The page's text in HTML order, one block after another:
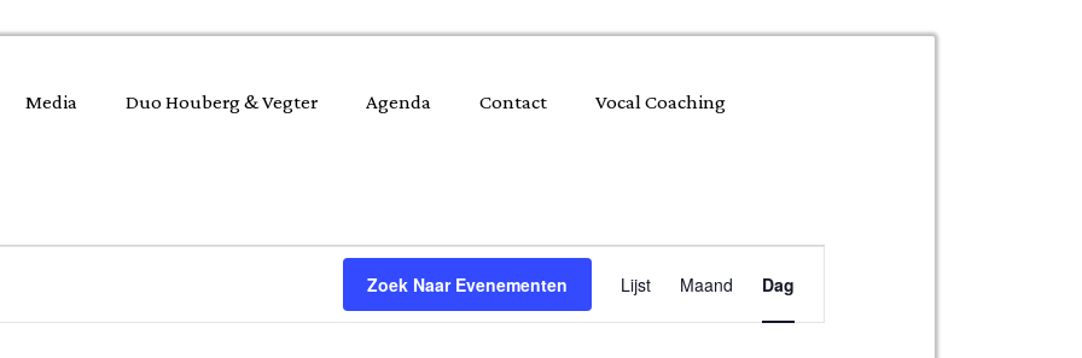
Media Duo Houberg & Vegter Agenda Contact Vocal Coaching
Zoek Naar Evenementen
weergaven
navigatie
Lijst Maand Dag